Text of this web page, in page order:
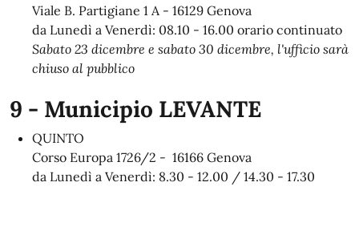
Viale B. Partigiane 1 A - 16129 Genova
da Lunedì a Venerdì: 08.10 - 16.00 orario continuato
Sabato 23 dicembre e sabato 30 dicembre, l'ufficio sarà
chiuso al pubblico
9 - Municipio LEVANTE
QUINTO
Corso Europa 1726/2 - 16166 Genova
da Lunedì a Venerdì: 8.30 - 12.00 / 14.30 - 17.30